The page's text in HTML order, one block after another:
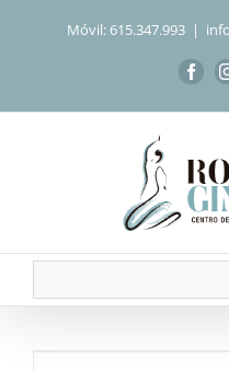
Móvil: 615.347.993 |